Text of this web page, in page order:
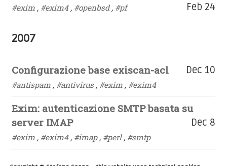
Feb 24
#exim , #exim4, #openbsd, #pf
2007
Configurazione base exiscan-acl Dec 10
#antispam , #antivirus, #exim , #exim4
Exim: autenticazione SMTP basata su
server IMAP
Dec 8
#exim , #exim4, #imap, #perl, #smtp